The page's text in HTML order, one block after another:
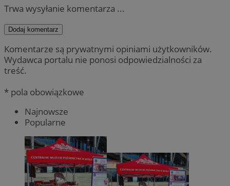
Trwa wysyłanie komentarza ...
Dodaj komentarz
Komentarze są prywatnymi opiniami użytkowników.
Wydawca portalu nie ponosi odpowiedzialności za
treść.
* pola obowiązkowe
Najnowsze
Popularne